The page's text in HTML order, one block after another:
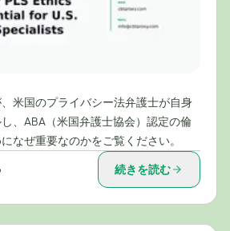
、米国のプライバシー法弁護士が自身
、ABA（米国弁護士協会）認定の倫
なぜ重要なのかをご覧ください。
続きを読む